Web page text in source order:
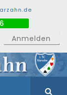
Anmelden